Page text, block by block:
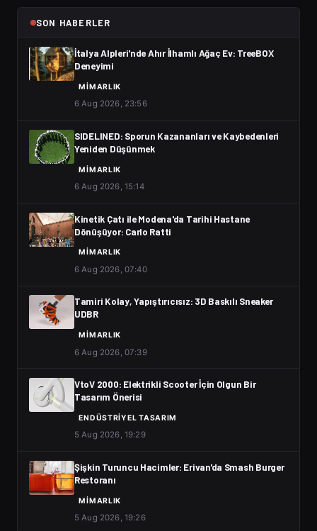
SON HABERLER
İtalya Alpleri'nde Ahır İlhamlı Ağaç Ev: TreeBOX
Deneyimi
MIMARLIK
6 Aug 2026, 23:56
SIDELINED: Sporun Kazananları ve Kaybedenleri
Yeniden Düşünmek
MIMARLIK
6 Aug 2026, 15:14
Kinetik Çatı ile Modena'da Tarihi Hastane
Dönüşüyor: Carlo Ratti
MIMARLIK
6 Aug 2026, 07:40
Tamiri Kolay, Yapıştırıcısız: 3D Baskılı Sneaker
UDBR
MIMARLIK
6 Aug 2026, 07:39
VtoV 2000: Elektrikli Scooter İçin Olgun Bir
Tasarım Önerisi
ENDÜSTRIYEL TASARIM
5 Aug 2026, 19:29
Şişkin Turuncu Hacimler: Erivan'da Smash Burger
Restoranı
MIMARLIK
5 Aug 2026, 19:26